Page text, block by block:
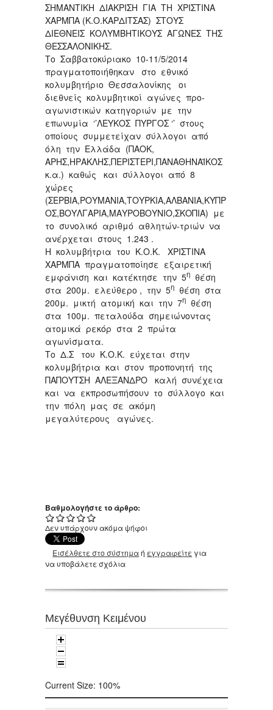
ΣΗΜΑΝΤΙΚΗ ΔΙΑΚΡΙΣΗ ΓΙΑ ΤΗ ΧΡΙΣΤΙΝΑ
ΧΑΡΜΠΑ (Κ.Ο.ΚΑΡΔΙΤΣΑΣ) ΣΤΟΥΣ
ΔΙΕΘΝΕΙΣ ΚΟΛΥΜΒΗΤΙΚΟΥΣ ΑΓΩΝΕΣ ΤΗΣ
ΘΕΣΣΑΛΟΝΙΚΗΣ.
Το Σαββατοκύριακο 10-11/5/2014
πραγματοποιήθηκαν στο εθνικό
κολυμβητήριο Θεσσαλονίκης οι
διεθνείς κολυμβητικοί αγώνες προ-
αγωνιστικών κατηγοριών με την
επωνυμία ‘’ΛΕΥΚΟΣ ΠΥΡΓΟΣ ‘’ στους
οποίους συμμετείχαν σύλλογοι από
όλη την Ελλάδα (ΠΑΟΚ,
ΑΡΗΣ,ΗΡΑΚΛΗΣ,ΠΕΡΙΣΤΕΡΙ,ΠΑΝΑΘΗΝΑΪΚΟΣ
κ.α.) καθώς και σύλλογοι από 8
χώρες
(ΣΕΡΒΙΑ,ΡΟΥΜΑΝΙΑ,ΤΟΥΡΚΙΑ,ΑΛΒΑΝΙΑ,ΚΥΠΡ
ΟΣ,ΒΟΥΛΓΑΡΙΑ,ΜΑΥΡΟΒΟΥΝΙΟ,ΣΚΟΠΙΑ) με
το συνολικό αριθμό αθλητών-τριών να
ανέρχεται στους 1.243 .
Η κολυμβήτρια του Κ.Ο.Κ. ΧΡΙΣΤΙΝΑ
ΧΑΡΜΠΑ πραγματοποίησε εξαιρετική
εμφάνιση και κατέκτησε την 5η θέση
στα 200μ. ελεύθερο , την 5η θέση στα
200μ. μικτή ατομική και την 7η θέση
στα 100μ. πεταλούδα σημειώνοντας
ατομικά ρεκόρ στα 2 πρώτα
αγωνίσματα.
Το Δ.Σ του Κ.Ο.Κ. εύχεται στην
κολυμβήτρια και στον προπονητή της
ΠΑΠΟΥΤΣΗ ΑΛΕΞΑΝΔΡΟ καλή συνέχεια
και να εκπροσωπήσουν το σύλλογο και
την πόλη μας σε ακόμη
μεγαλύτερους αγώνες.
Βαθμολογήστε το άρθρο:
Δεν υπάρχουν ακόμα ψήφοι
Εισέλθετε στο σύστημαή εγγραφείτε για
να υποβάλετε σχόλια
Μεγέθυνση Κειμένου
Current Size: 100%